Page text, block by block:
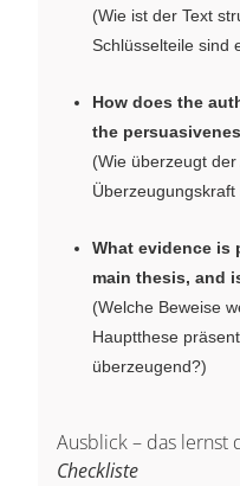
(Wie ist der Text
Schlüsselteile sind
How does the
the
(Wie überzeugt
What evidence is
main thesis, and
(Welche Beweise
Hauptthese
überzeugend?)
Ausblick – das lernst
Checkliste